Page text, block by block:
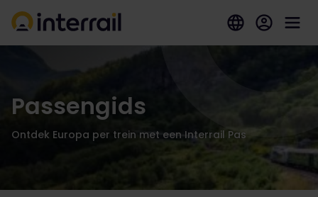
Passengids
Ontdek Europa per trein met een Interrail Pas